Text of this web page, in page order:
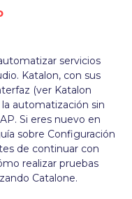
servicios
Katalon, con sus
(ver Katalon
la automatización sin
Si eres nuevo en
sobre Configuración
de continuar con
realizar pruebas
Catalone.